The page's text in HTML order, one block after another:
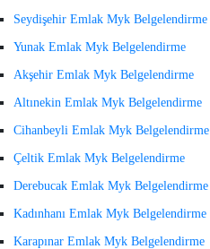
Seydişehir Emlak Myk Belgelendirme
Yunak Emlak Myk Belgelendirme
Akşehir Emlak Myk Belgelendirme
Altınekin Emlak Myk Belgelendirme
Cihanbeyli Emlak Myk Belgelendirme
Çeltik Emlak Myk Belgelendirme
Derebucak Emlak Myk Belgelendirme
Kadınhanı Emlak Myk Belgelendirme
Karapınar Emlak Myk Belgelendirme